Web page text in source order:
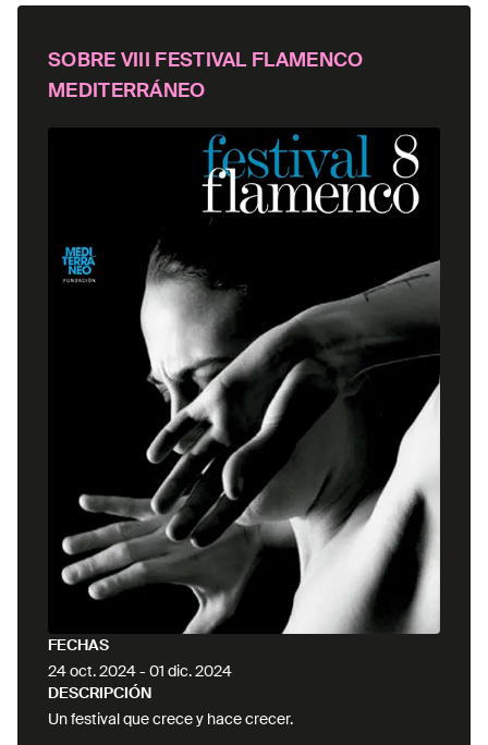
SOBRE VIII FESTIVAL FLAMENCO
MEDITERRÁNEO
FECHAS
24 oct. 2024- 01 dic. 2024
DESCRIPCIÓN
Un festival que crece y hace crecer.